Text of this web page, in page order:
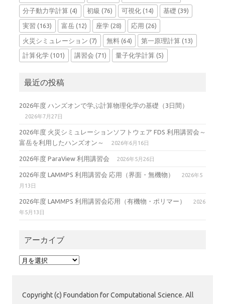
分子動力学計算 (4) 初級 (76) 可視化 (14) 基礎 (39)
実習 (163) 富岳(12) 座学 (28) 応用 (26)
火災シミュレーション (7) 無料(64) 第一原理計算 (13)
計算化学 (101) 講習会 (71) 量子化学計算 (5)
最近の投稿
2026年度 ハンズオンで学ぶ計算物理化学の基礎（3日間）
2026年7月27日
2026年度 火災シミュレーションソフトウェア FDS 利用講習会～
富岳を利用したハンズオン～
2026年6月16日
2026年度 ParaView 利用講習会 2026年5月26日
2026年度 LAMMPS 利用講習会 応用（界面・無機物）
2026年5
月13日
2026年度 LAMMPS 利用講習会応用（有機物・ポリマー）
2026
年5月13日
アーカイブ
ア
ブ
Copyright (c) Foundation for Computational Science. All